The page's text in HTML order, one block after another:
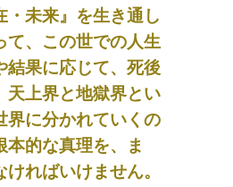
・未来』を生き通し
て、この世での人生
結果に応じて、死後
天上界と地獄界とい
界に分かれていくの
本的な真理を、ま
ればいけません。